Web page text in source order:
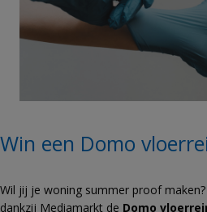
Win een Domo
Wil jij je woning summer proof
dankzij Mediamarkt de Domo